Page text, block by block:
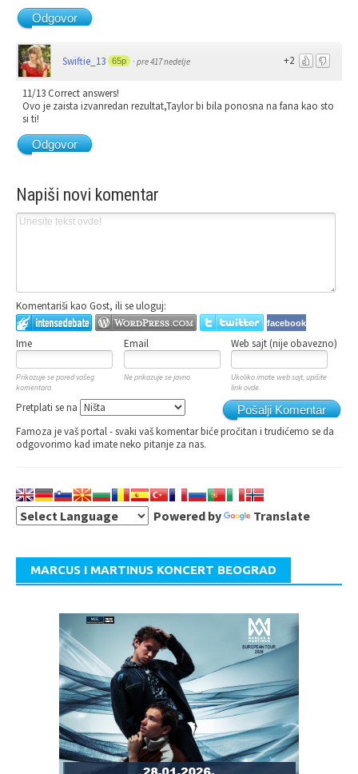
Odgovor
+2
Swiftie_13 65p · pre 417 nedelje
11/13 Correct answers!
Ovo je zaista izvanredan rezultat,Taylor bi bila ponosna na fana kao sto
si ti!
Odgovor
Napiši novi komentar
Komentariši kao Gost, ili se uloguj:
facebook
Ime Email Web sajt (nije obavezno)
Prikazuje se pored vašeg
komentara.
Ne prikazuje se javno.
Ukoliko imate web sajt, upišite
link ovde.
Pošalji Komentar
Pretplati se na
Famoza je vaš portal - svaki vaš komentar biće pročitan i trudićemo se da
odgovorimo kad imate neko pitanje za nas.
Powered by Translate
MARCUS I MARTINUS KONCERT BEOGRAD